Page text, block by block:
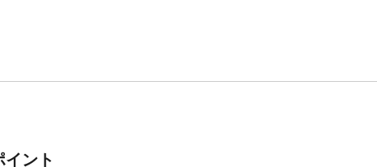
ント